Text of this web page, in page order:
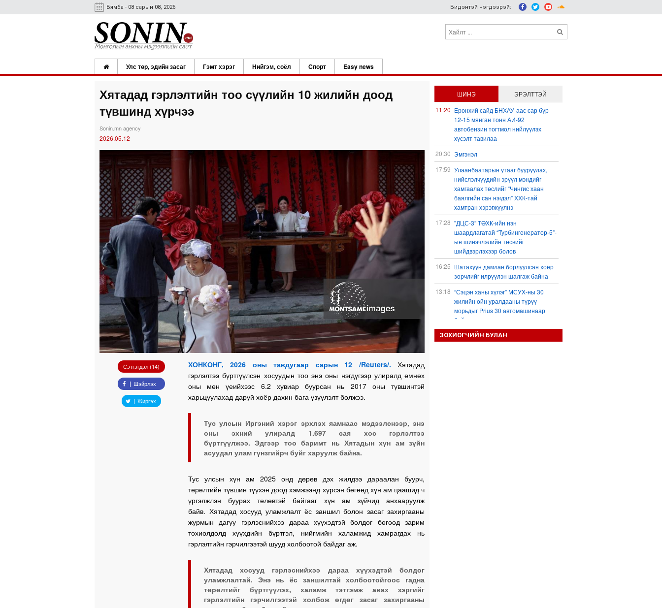
Бямба - 08 сарын 08, 2026 Бидэнтэй нэгдээрэй:
Улс төр, эдийн засаг Гэмт хэрэг Нийгэм, соёл Спорт Easy news
Хятадад гэрлэлтийн тоо сүүлийн 10 жилийн доод
түвшинд хүрчээ
Sonin.mn agency
2026.05.12
Сэтгэгдэл (14)
Шэйрлэх
Жиргэх
ХОНКОНГ, 2026 оны тавдугаар сарын 12 /Reuters/. Хятадад
гэрлэлтээ бүртгүүлсэн хосуудын тоо энэ оны нэгдүгээр улиралд өмнөх
оны мөн үеийхээс 6.2 хувиар буурсан нь 2017 оны түвшинтэй
харьцуулахад даруй хоёр дахин бага үзүүлэлт болжээ.
Тус улсын Иргэний хэрэг эрхлэх яамнаас мэдээлснээр, энэ
оны эхний улиралд 1.697 сая хос гэрлэлтээ
бүртгүүлжээ. Эдгээр тоо баримт нь Хятадын хүн ам зүйн
асуудал улам гүнзгийрч буйг харуулж байна.
Тус улсын хүн ам 2025 онд дөрөв дэх жилдээ дараалан буурч,
төрөлтийн түвшин түүхэн доод хэмжээнд хүрсэн бөгөөд хүн ам цаашид ч
үргэлжлэн буурах төлөвтэй байгааг хүн ам зүйчид анхааруулж
байв. Хятадад хосууд уламжлалт ёс заншил болон засаг захиргааны
журмын дагуу гэрлэснийхээ дараа хүүхэдтэй болдог бөгөөд зарим
тохиолдолд хүүхдийн бүртгэл, нийгмийн халамжид хамрагдах нь
гэрлэлтийн гэрчилгээтэй шууд холбоотой байдаг аж.
Хятадад хосууд гэрлэснийхээ дараа хүүхэдтэй болдог
уламжлалтай. Энэ нь ёс заншилтай холбоотойгоос гадна
төрөлтийг бүртгүүлэх, халамж тэтгэмж авах зэргийг
гэрлэлтийн гэрчилгээтэй холбож өгдөг засаг захиргааны
ШИНЭ
ЭРЭЛТТЭЙ
11:20 Ерөнхий сайд БНХАУ-аас сар бүр
12-15 мянган тонн АИ-92
автобензин тогтмол нийлүүлэх
хүсэлт тавилаа
20:30 Эмгэнэл
17:59 Улаанбаатарын утааг бууруулах,
нийслэлчүүдийн эрүүл мэндийг
хамгаалах төслийг “Чингис хаан
баялгийн сан нэгдэл” ХХК-тай
хамтран хэрэгжүүлнэ
17:28 "ДЦС-3” ТӨХК-ийн нэн
шаардлагатай “Турбингенератор-5”-
ын шинэчлэлийн төсвийг
шийдвэрлэхээр болов
16:25 Шатахуун дамлан борлуулсан хоёр
зөрчлийг илрүүлэн шалгаж байна
13:18 “Сэцэн ханы хүлэг” МСУХ-ны 30
жилийн ойн уралдааны түрүү
морьдыг Prius 30 автомашинаар
байлна
13:01 Б.Пүрэвдагва: 103 үйлчилгээний
ЗОХИОГЧИЙН БУЛАН